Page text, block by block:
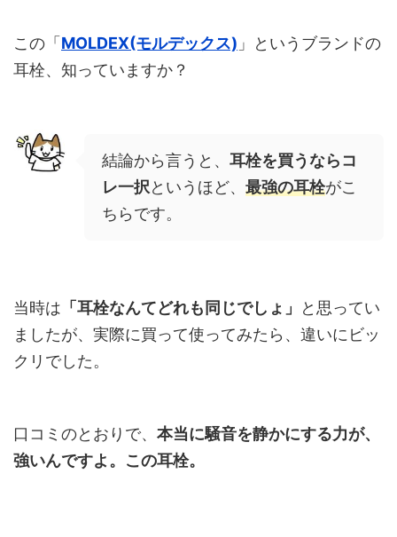
この「 MOLDEX(モルデックス) 」というブランドの
耳栓、知っていますか？
結論から言うと、 耳栓を買うならコ
レ一択というほど、 最強の耳栓がこ
ちらです。
当時は 「耳栓なんてどれも同じでしょ」
と思ってい
ましたが、実際に買って使ってみたら、違いにビッ
クリでした。
口コミのとおりで、 本当に騒音を静かにする力が、
強いんですよ。この耳栓。